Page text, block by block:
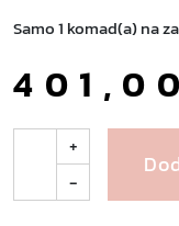
Samo 1 komad(a) na
e
+
-